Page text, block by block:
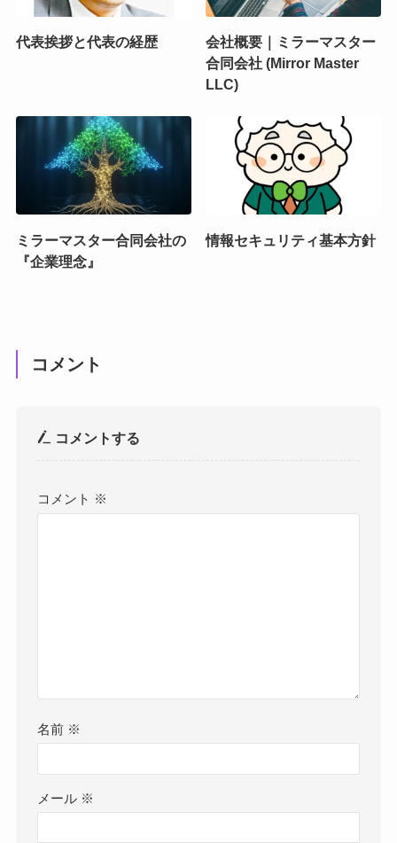
代表挨拶と代表の経歴
会社概要｜ミラーマスター
合同会社 (Mirror Master
LLC)
ミラーマスター合同会社の
『企業理念』
情報セキュリティ基本方針
コメント
コメントする
コメント ※
名前 ※
メール ※